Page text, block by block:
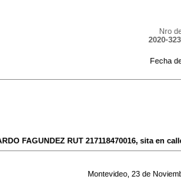
Nro
2020-
Fecha
FAGUNDEZ RUT 217118470016, sita en
Montevideo, 23 de